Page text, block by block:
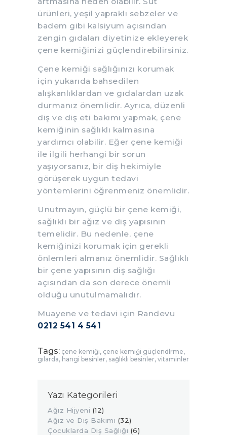
ürünleri, yeşil yapraklı sebzeler ve
badem gibi kalsiyum açısından
zengin gıdaları diyetinize ekleyerek
çene kemiğinizi güçlendirebilirsiniz.
Çene kemiği sağlığınızı korumak
için yukarıda bahsedilen
alışkanlıklardan ve gıdalardan uzak
durmanız önemlidir. Ayrıca, düzenli
diş ve diş eti bakımı yapmak, çene
kemiğinin sağlıklı kalmasına
yardımcı olabilir. Eğer çene kemiği
ile ilgili herhangi bir sorun
yaşıyorsanız, bir diş hekimiyle
görüşerek uygun tedavi
yöntemlerini öğrenmeniz önemlidir.
Unutmayın, güçlü bir çene kemiği,
sağlıklı bir ağız ve diş yapısının
temelidir. Bu nedenle, çene
kemiğinizi korumak için gerekli
önlemleri almanız önemlidir. Sağlıklı
bir çene yapısının diş sağlığı
açısından da son derece önemli
olduğu unutulmamalıdır.
Muayene ve tedavi için Randevu
0212 541 4 541
Tags: çene kemiği, çene kemiği güçlendlrme,
gılarda, hangi besinler, sağlıklı besinler, vitaminler
Yazı Kategorileri
Ağız Hijyeni (12)
Ağız ve Diş Bakımı (32)
Çocuklarda Diş Sağlığı (6)